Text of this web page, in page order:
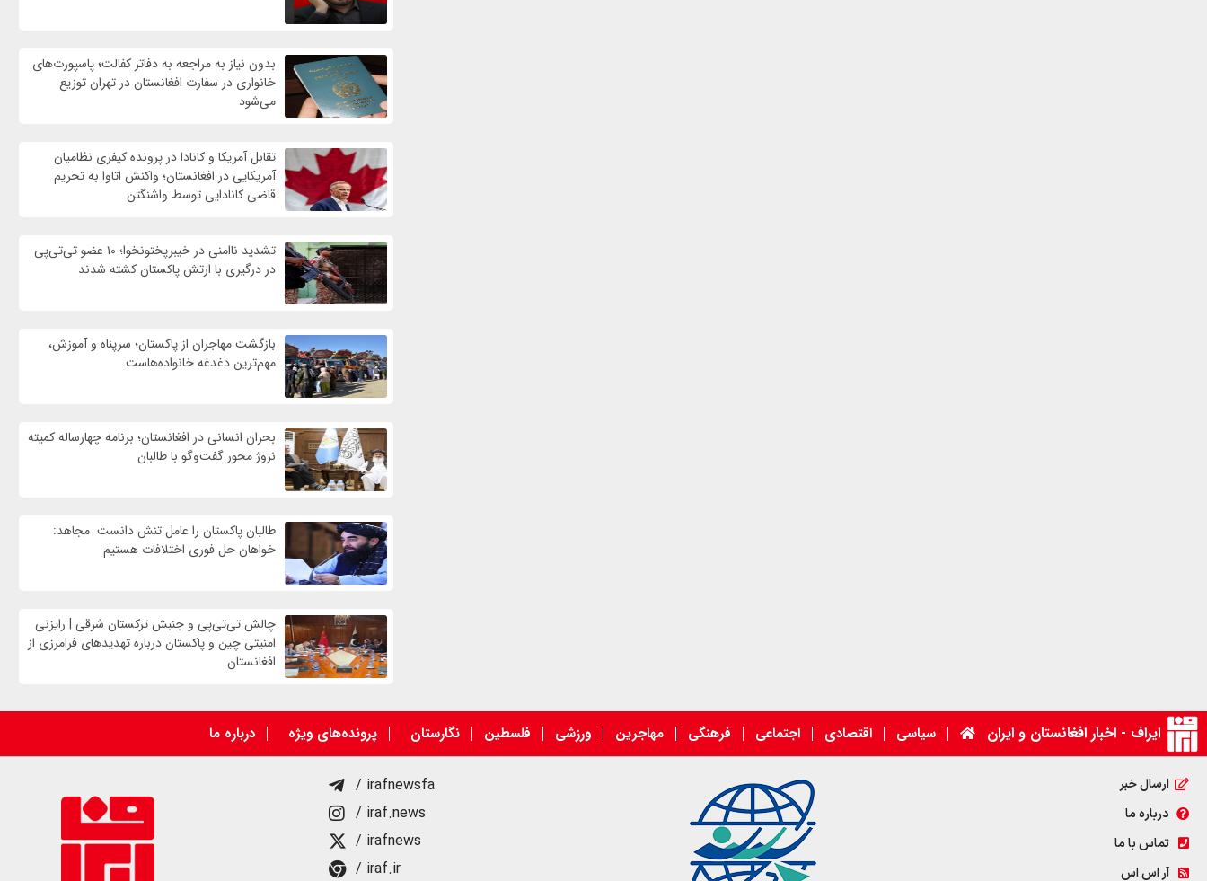
بدون نیاز به مراجعه به دفاتر کفالت؛ پاسپورت‌های
خانواری در سفارت افغانستان در تهران توزیع
می‌شود
تقابل آمریکا و کانادا در پرونده کیفری نظامیان
آمریکایی در افغانستان؛ واکنش اتاوا به تحریم
قاضی کانادایی توسط واشنگتن
تشدید ناامنی در خیبرپختونخوا؛ ۱۰ عضو تی‌تی‌پی
در درگیری با ارتش پاکستان کشته شدند
بازگشت مهاجران از پاکستان؛ سرپناه و آموزش،
مهم‌ترین دغدغه خانواده‌هاست
بحران انسانی در افغانستان؛ برنامه چهار‌ساله کمیته
نروژ محور گفت‌وگو با طالبان
طالبان پاکستان را عامل تنش دانست مجاهد:
خواهان حل فوری اختلافات هستیم
چالش تی‌تی‌پی و جنبش ترکستان شرقی | رایزنی
امنیتی چین و پاکستان درباره تهدیدهای فرامرزی از
افغانستان
ایراف - اخبار افغانستان و ایران سیاسی اقتصادی اجتماعی فرهنگی مهاجرین ورزشی فلسطین نگارستان پرونده‌های ویژه درباره ما
ارسال خبر
درباره ما
تماس با ما
آر اس اس
/ irafnewsfa
/ iraf.news
/ irafnews
/ iraf.ir